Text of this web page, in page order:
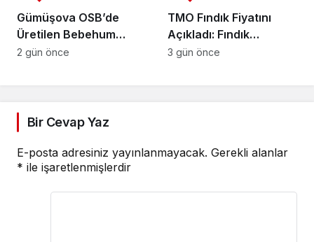
Gümüşova OSB’de
Üretilen Bebehum
Dünya Devleriyle
2 gün önce
TMO Fındık Fiyatını
Açıkladı: Fındık
Üreticisi Hayal Kırıklığı
3 gün önce
Bir Cevap Yaz
E-posta adresiniz yayınlanmayacak. Gerekli alanlar
* ile işaretlenmişlerdir